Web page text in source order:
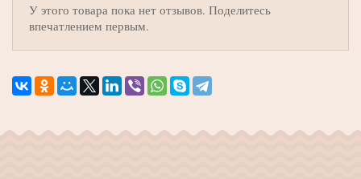
У этого товара пока нет отзывов. Поделитесь
впечатлением первым.